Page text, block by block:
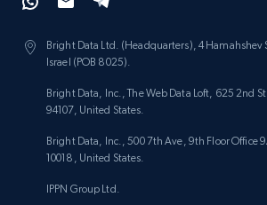
Bright Data Ltd. (Headquarters), 4 Hamahshev
Israel (POB 8025).
Bright Data, Inc., The Web Data Loft, 625 2nd
94107, United States.
Bright Data, Inc., 500 7th Ave, 9th Floor Office
10018, United States.
IPPN Group Ltd.